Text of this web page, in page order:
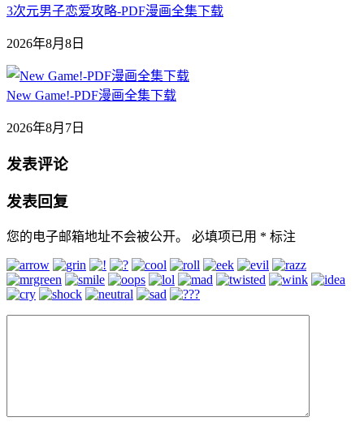
3次元男子恋爱攻略-PDF漫画全集下载
2026年8月8日
New Game!-PDF漫画全集下载
2026年8月7日
发表评论
发表回复
您的电子邮箱地址不会被公开。 必填项已用 * 标注